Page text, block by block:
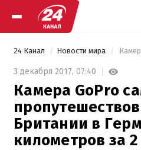
24 Канал Новости мира
3 декабря 2017, 07:40
Камера GoPro
Британии в
километров за